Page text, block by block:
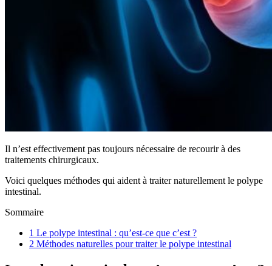
Il n’est effectivement pas toujours nécessaire de recourir à des
traitements chirurgicaux.
Voici quelques méthodes qui aident à traiter naturellement le polype
intestinal.
Sommaire
1 Le polype intestinal : qu’est-ce que c’est ?
2 Méthodes naturelles pour traiter le polype intestinal